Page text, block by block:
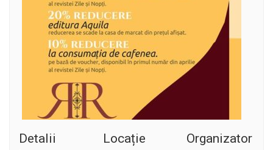
Detalii Locație Organizator